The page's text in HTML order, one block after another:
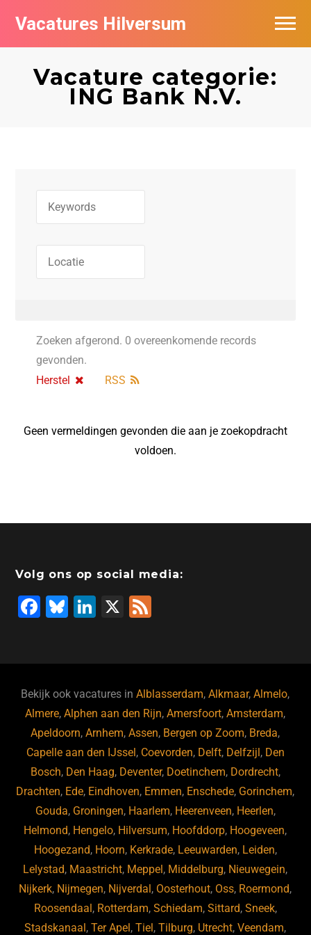
Vacatures Hilversum
Vacature categorie:
ING Bank N.V.
Zoeken afgerond. 0 overeenkomende records
gevonden.
Herstel
RSS
Geen vermeldingen gevonden die aan je zoekopdracht
voldoen.
Volg ons op social media:
F
b
o
o
k
Bl
ky
Li
dI
n
X
Bekijk ook vacatures inAlblasserdam,Alkmaar,Almelo,
Almere,Alphen aan den Rijn,Amersfoort,Amsterdam,
Apeldoorn,Arnhem,Assen, Bergen op Zoom, Breda,
Capelle aan den IJssel , Coevorden, Delft, Delfzijl , Den
Bosch, Den Haag, Deventer, Doetinchem, Dordrecht,
Drachten, Ede, Eindhoven, Emmen, Enschede, Gorinchem,
Gouda, Groningen, Haarlem, Heerenveen, Heerlen,
Helmond, Hengelo, Hilversum, Hoofddorp, Hoogeveen,
Hoogezand, Hoorn, Kerkrade, Leeuwarden, Leiden,
Lelystad, Maastricht, Meppel , Middelburg, Nieuwegein,
Nijkerk, Nijmegen, Nijverdal , Oosterhout, Oss, Roermond,
Roosendaal , Rotterdam, Schiedam, Sittard, Sneek,
Stadskanaal ,Ter Apel ,Tiel ,Tilburg, Utrecht,Veendam,
Vacatures per bedrijf in Hilversum
De populairste vacatures in Hilversum